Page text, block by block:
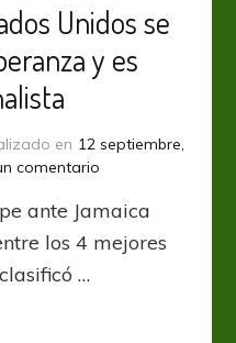
Unidos se
y es
en 12 septiembre,
comentarioen
Cup
21:
Estados
ante Jamaica
los 4 mejores
…